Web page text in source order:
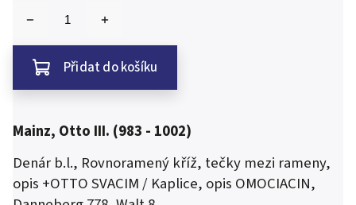
Přidat do košíku
Mainz, Otto III. (983 - 1002)
Denár b.l., Rovnoramený kříž, tečky mezi rameny,
opis +OTTO SVACIM / Kaplice, opis OMOCIACIN,